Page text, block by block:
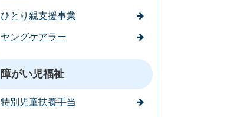
ひとり親支援事業
ヤングケアラー
障がい児福祉
特別児童扶養手当